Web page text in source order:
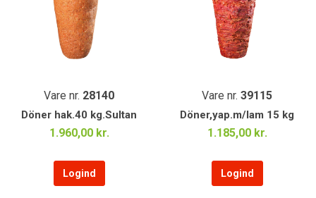
Vare nr. 28140
Döner hak.40 kg.Sultan
1.960,00 kr.
Logind
Vare nr. 39115
Döner,yap.m/lam 15 kg
1.185,00 kr.
Logind